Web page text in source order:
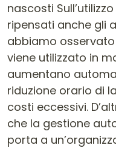
nascosti
ripensati anche gli
abbiamo
viene utilizzato in
aumentano
riduzione orario di
costi eccessivi.
che la gestione
porta a